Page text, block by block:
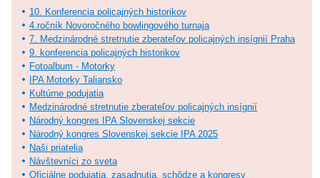
10. Konferencia policajných historikov
4.ročník Novoročného bowlingového turnaja
7. Medzinárodné stretnutie zberateľov policajných insígnií Praha
9. konferencia policajných historikov
Fotoalbum - Motorky
IPA Motorky Taliansko
Kultúrne podujatia
Medzinárodné stretnutie zberateľov policajných insígnií
Národný kongres IPA Slovenskej sekcie
Národný kongres Slovenskej sekcie IPA 2025
Naši priatelia
Návštevníci zo sveta
Oficiálne podujatia, zasadnutia, schôdze a kongresy